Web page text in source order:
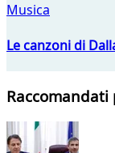
Musica
Le canzoni di
Raccomandati